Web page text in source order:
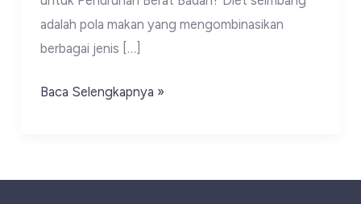
adalah pola makan yang mengombinasikan
berbagai jenis […]
Diet
Baca Selengkapnya »